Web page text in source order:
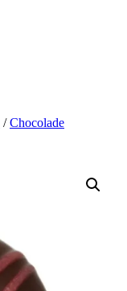
/Chocolade